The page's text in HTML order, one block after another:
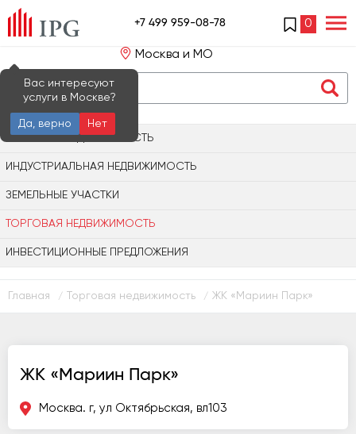
+7 499 959-08-78 0
Москва и МО
Вас интересуют
услуги в Москве?
Да, верно
Нет
ОФИСНАЯ НЕДВИЖИМОСТЬ
ИНДУСТРИАЛЬНАЯ НЕДВИЖИМОСТЬ
ЗЕМЕЛЬНЫЕ УЧАСТКИ
ТОРГОВАЯ НЕДВИЖИМОСТЬ
ИНВЕСТИЦИОННЫЕ ПРЕДЛОЖЕНИЯ
Главная / Торговая недвижимость / ЖК «Мариин Парк»
ЖК «Мариин Парк»
Москва. г, ул Октябрьская, вл103